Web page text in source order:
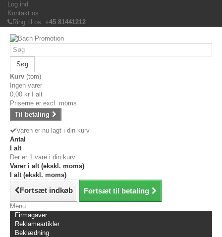
Log ind
Kontakt os
Ring til os: +45 81441212
Søg
Kurv (tom)
Ingen varer
0,00 kr
I alt
Priserne er excl. moms
Til betaling
Varen er nu lagt i din kurv
Antal
I alt
Der er 1 vare i din kurv
Varer i alt (ekskl. moms)
I alt (ekskl. moms)
Fortsæt indkøb Fortsæt til betaling
Menu
Firmagaver
Reklameartikler
Beklædning